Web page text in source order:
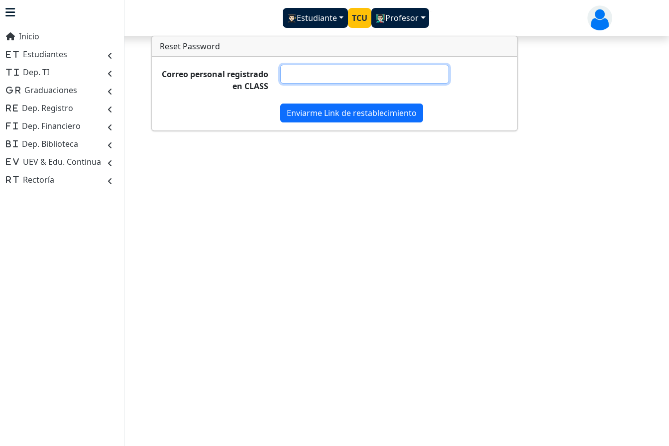
👨🏻‍🎓Estudiante TCU
👨🏻‍🏫Profesor
Inicio
Estudiantes
Dep. TI
Graduaciones
Dep. Registro
Dep. Financiero
Dep. Biblioteca
UEV & Edu. Continua
Rectoría
Reset Password
Correo personal registrado
en CLASS
Enviarme Link de restablecimiento